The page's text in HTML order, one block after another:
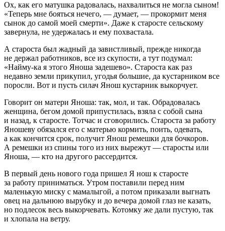
Ох, как его матушка радовалась, нахвалиться не могла сыном!
«Теперь мне бояться нечего, — думает, — прокормит меня
сынок до самой моей смерти». Даже к старосте сельскому
завернула, не удержалась и ему похвастала.
А староста был жадный да завистливый, прежде никогда
не держал работников, все из скупости, а тут подумал:
«Найму-ка я этого Яноша задешево». Староста как раз
недавно земли прикупил, угодья большие, да кустарником все
поросли. Вот и пусть силач Янош кустарник выкорчует.
Говорит он матери Яноша: так, мол, и так. Обрадовалась
женщина, бегом домой припустилась, взяла с собой сына
и назад, к старосте. Тотчас и сговорились. Староста за работу
Яношеву обязался его с матерью кормить, поить, одевать,
а как кончится срок, получит Янош ремешки для бочкоров.
А ремешки из спины того из них вырежут — старосты или
Яноша, — кто на другого рассердится.
В первый день нового года пришел Я нош к старосте
за работу приниматься. Утром поставили перед ним
маленькую миску с мамалыгой, а потом приказали выгнать
овец на дальнюю вырубку и до вечера домой глаз не казать,
но подлесок весь выкорчевать. Котомку же дали пустую, так
и хлопала на ветру.